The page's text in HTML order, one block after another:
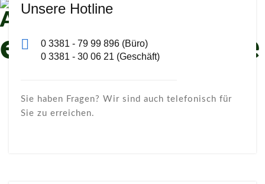
Angeltouren mit unserem
erfahrenen Guide
Unsere Hotline
0 3381 - 79 99 896 (Büro)
0 3381 - 30 06 21 (Geschäft)
Sie haben Fragen? Wir sind auch telefonisch für
Sie zu erreichen.